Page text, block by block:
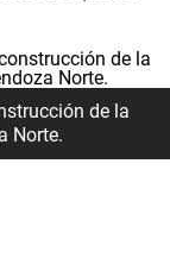
de la
Norte.